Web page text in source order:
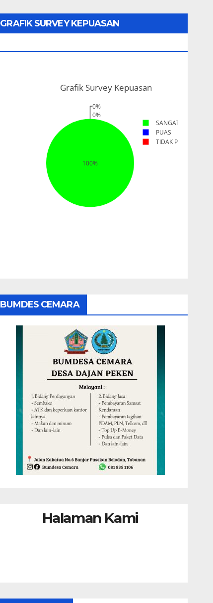
GRAFIK SURVEY KEPUASAN
BUMDES CEMARA
Halaman Kami